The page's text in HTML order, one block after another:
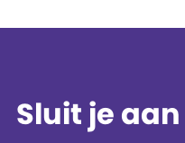
Sluit je